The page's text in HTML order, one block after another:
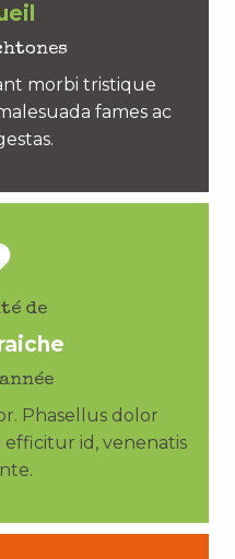
morbi tristique
fames ac
de
Phasellus dolor
id, venenatis